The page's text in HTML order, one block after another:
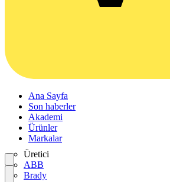
Ana Sayfa
Son haberler
Akademi
Ürünler
Markalar
Üretici
ABB
Brady